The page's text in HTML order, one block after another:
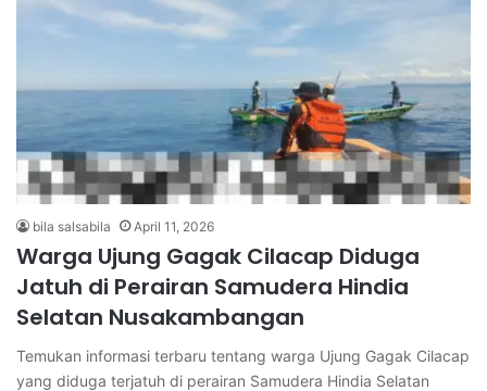
bila salsabila April 11, 2026
Warga Ujung Gagak Cilacap Diduga
Jatuh di Perairan Samudera Hindia
Selatan Nusakambangan
Temukan informasi terbaru tentang warga Ujung Gagak Cilacap
yang diduga terjatuh di perairan Samudera Hindia Selatan